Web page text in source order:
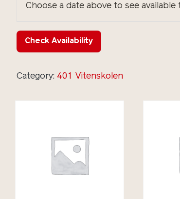
Choose a date above to see available
Check Availability
Category: 401 Vitenskolen